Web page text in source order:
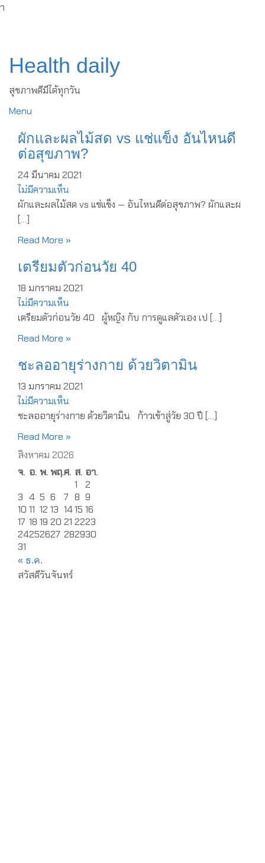
ำ
Health daily
สุขภาพดีมีได้ทุกวัน
Menu
ผักและผลไม้สด vs แช่แข็ง อันไหนดี
ต่อสุขภาพ?‎
24 มีนาคม 2021
ไม่มีความเห็น
ผักและผลไม้สด vs แช่แข็ง — อันไหนดีต่อสุขภาพ?‎ ‎ผักและผ
[…]
Read More »
เตรียมตัวก่อนวัย 40
18 มกราคม 2021
ไม่มีความเห็น
เตรียมตัวก่อนวัย 40 ผู้หญิง กับ การดูแลตัวเอง เป […]
Read More »
ชะลออายุร่างกาย ด้วยวิตามิน
13 มกราคม 2021
ไม่มีความเห็น
ชะลออายุร่างกาย ด้วยวิตามิน ก้าวเข้าสู่วัย 30 ปี […]
Read More »
สิงหาคม 2026
จ. อ. พ.พฤ.ศ. ส. อา.
1
2
3 4 5 6 7 8 9
10 11 12 13 1415 16
17 18 19 20 21 2223
24252627 282930
31
« ธ.ค.
สวัสดีวันจันทร์